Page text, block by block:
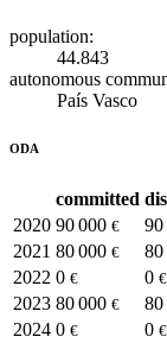
population:
44.843
autonomous
País Vasco
ODA
committed
2020 90 000 € 90
2021 80 000 € 80
2022 0 € 0 €
2023 80 000 € 80
2024 0 € 0 €